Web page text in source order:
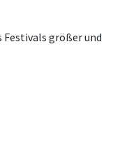
Festivals größer und